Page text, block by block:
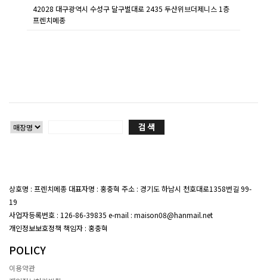
42028 대구광역시 수성구 달구벌대로 2435 두산위브더제니스 1층
프렌치메종
상호명 : 프렌치메종 대표자명 : 홍충혁 주소 : 경기도 하남시 천호대로1358번길 99-
19
사업자등록번호 : 126-86-39835 e-mail : maison08@hanmail.net
개인정보보호정책 책임자 : 홍충혁
POLICY
이용약관